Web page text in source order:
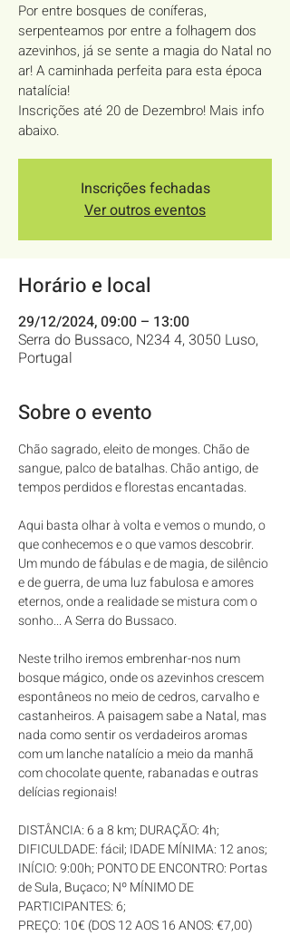
Por entre bosques de coníferas,
serpenteamos por entre a folhagem dos
azevinhos, já se sente a magia do Natal no
ar! A caminhada perfeita para esta época
natalícia!
Inscrições até 20 de Dezembro! Mais info
abaixo.
Inscrições fechadas
Ver outros eventos
Horário e local
29/12/2024, 09:00 – 13:00
Serra do Bussaco, N234 4, 3050 Luso,
Portugal
Sobre o evento
Chão sagrado, eleito de monges. Chão de
sangue, palco de batalhas. Chão antigo, de
tempos perdidos e florestas encantadas.
Aqui basta olhar à volta e vemos o mundo, o
que conhecemos e o que vamos descobrir.
Um mundo de fábulas e de magia, de silêncio
e de guerra, de uma luz fabulosa e amores
eternos, onde a realidade se mistura com o
sonho... A Serra do Bussaco.
Neste trilho iremos embrenhar-nos num
bosque mágico, onde os azevinhos crescem
espontâneos no meio de cedros, carvalho e
castanheiros. A paisagem sabe a Natal, mas
nada como sentir os verdadeiros aromas
com um lanche natalício a meio da manhã
com chocolate quente, rabanadas e outras
delícias regionais!
DISTÂNCIA: 6 a 8 km; DURAÇÃO: 4h;
DIFICULDADE: fácil; IDADE MÍNIMA: 12 anos;
INÍCIO: 9:00h; PONTO DE ENCONTRO: Portas
de Sula, Buçaco; Nº MÍNIMO DE
PARTICIPANTES: 6;
PREÇO: 10€ (DOS 12 AOS 16 ANOS: €7,00)